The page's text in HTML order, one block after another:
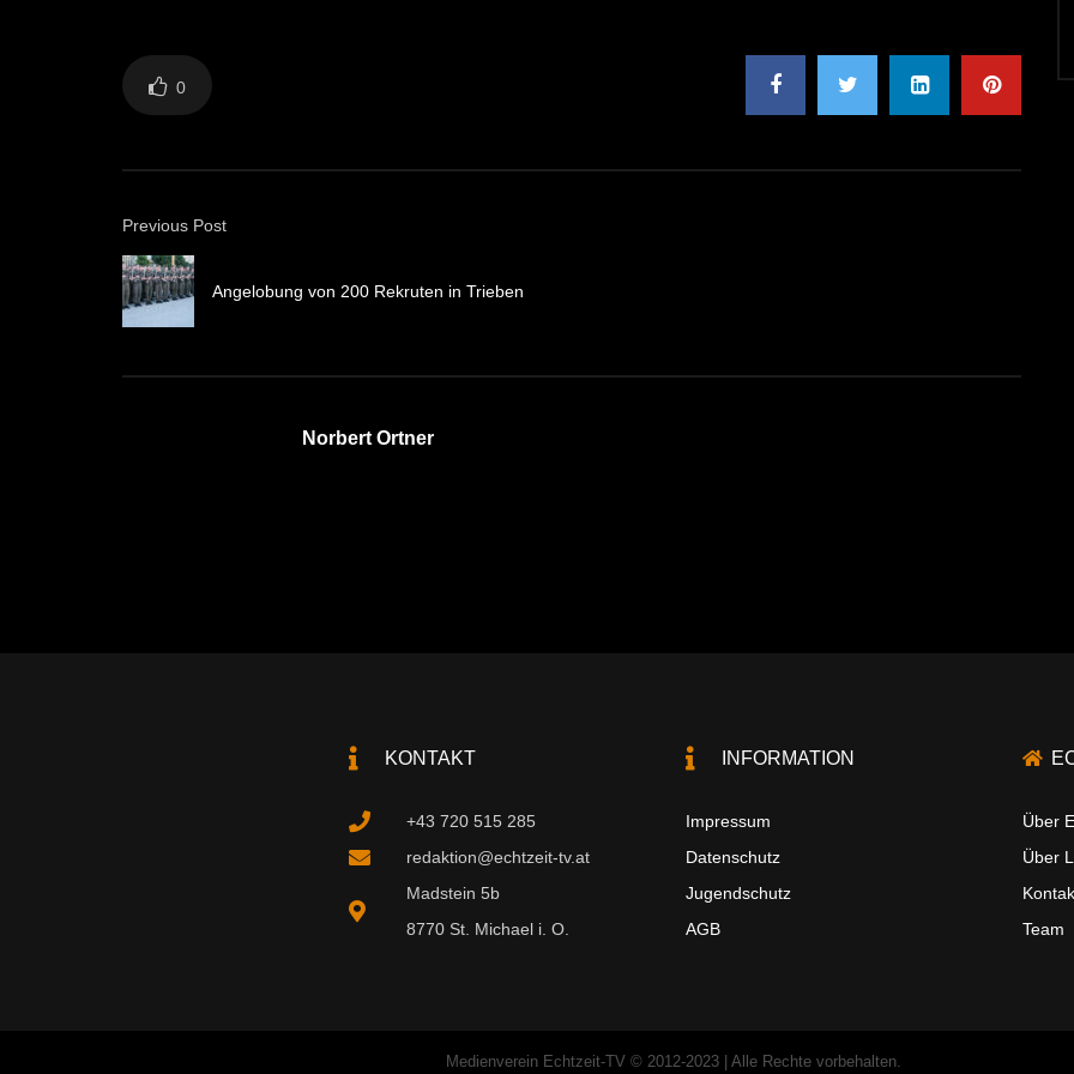
0
Previous Post
Angelobung von 200 Rekruten in Trieben
Norbert Ortner
KONTAKT
+43 720 515 285
redaktion@echtzeit-tv.at
Madstein 5b
8770 St. Michael i. O.
INFORMATION
Impressum
Datenschutz
Jugendschutz
AGB
Über
Über
Team
Medienverein Echtzeit-TV © 2012-2023 | Alle Rechte vorbehalten.